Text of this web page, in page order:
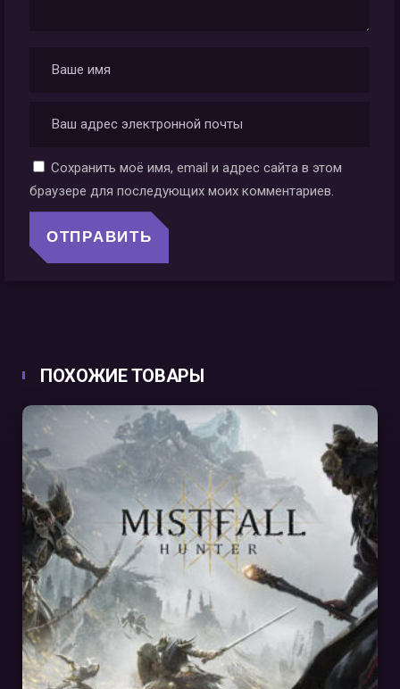
Сохранить моё имя, email и адрес сайта в этом
браузере для последующих моих комментариев.
ПОХОЖИЕ ТОВАРЫ
В КОРЗИНУ